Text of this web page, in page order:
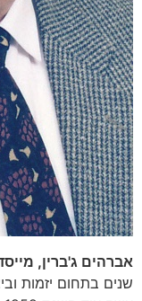
אברהים ג'ברין,
שנים בתחום יזמות